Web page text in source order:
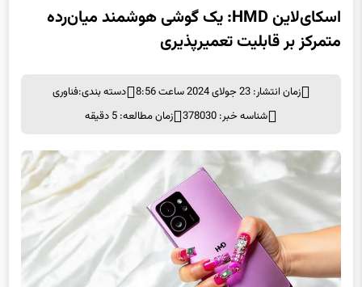
اسکای‌لاین HMD: یک گوشی‌ هوشمند میان‌رده
متمرکز بر قابلیت تعمیرپذیری
زمان انتشار: 23 جولای 2024 ساعت 8:56 دسته بندی:فناوری
شناسه خبر: 378030
زمان مطالعه: 5 دقیقه